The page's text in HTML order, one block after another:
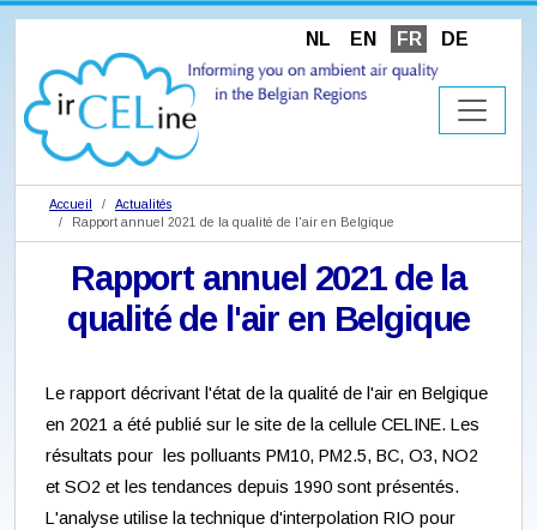
NL EN FR DE
Accueil
Actualités
Rapport annuel 2021 de la qualité de l'air en Belgique
Rapport annuel 2021 de la
qualité de l'air en Belgique
Le rapport décrivant l'état de la qualité de l'air en Belgique
en 2021 a été publié sur le site de la cellule CELINE. Les
résultats pour les polluants PM10, PM2.5, BC, O3, NO2
et SO2 et les tendances depuis 1990 sont présentés.
L'analyse utilise la technique d'interpolation RIO pour